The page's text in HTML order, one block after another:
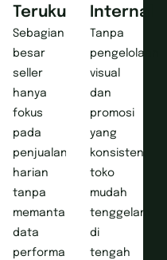
Terukur
Sebagian
besar
seller
hanya
fokus
pada
penjualan
harian
tanpa
memantau
data
performa,
Internal
Tanpa
pengelolaan
visual
dan
promosi
yang
konsisten,
toko
mudah
tenggelam
di
tengah